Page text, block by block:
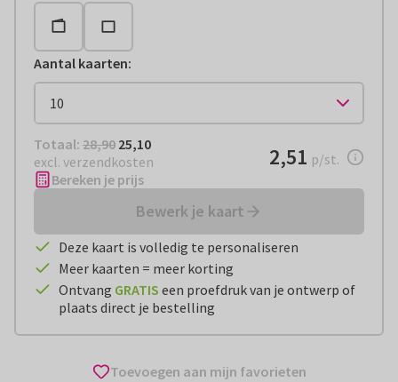
Aantal kaarten:
Totaal: € 25,10
Totaal: 28,90 25,10
excl. verzendkosten
€ 2,51 per stuk
2,51 p/st.
Bereken je prijs
Bewerk je kaart
Deze kaart is volledig te personaliseren
Meer kaarten = meer korting
Ontvang GRATIS een proefdruk van je ontwerp of
plaats direct je bestelling
Toevoegen aan mijn favorieten